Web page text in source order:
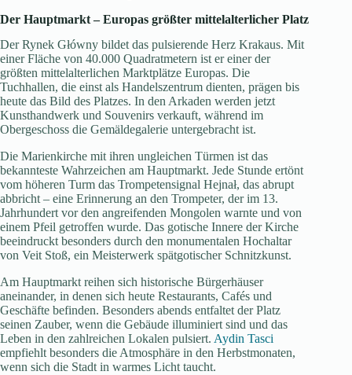
Der Hauptmarkt – Europas größter mittelalterlicher Platz
Der Rynek Główny bildet das pulsierende Herz Krakaus. Mit
einer Fläche von 40.000 Quadratmetern ist er einer der
größten mittelalterlichen Marktplätze Europas. Die
Tuchhallen, die einst als Handelszentrum dienten, prägen bis
heute das Bild des Platzes. In den Arkaden werden jetzt
Kunsthandwerk und Souvenirs verkauft, während im
Obergeschoss die Gemäldegalerie untergebracht ist.
Die Marienkirche mit ihren ungleichen Türmen ist das
bekannteste Wahrzeichen am Hauptmarkt. Jede Stunde ertönt
vom höheren Turm das Trompetensignal Hejnał, das abrupt
abbricht – eine Erinnerung an den Trompeter, der im 13.
Jahrhundert vor den angreifenden Mongolen warnte und von
einem Pfeil getroffen wurde. Das gotische Innere der Kirche
beeindruckt besonders durch den monumentalen Hochaltar
von Veit Stoß, ein Meisterwerk spätgotischer Schnitzkunst.
Am Hauptmarkt reihen sich historische Bürgerhäuser
aneinander, in denen sich heute Restaurants, Cafés und
Geschäfte befinden. Besonders abends entfaltet der Platz
seinen Zauber, wenn die Gebäude illuminiert sind und das
Leben in den zahlreichen Lokalen pulsiert. Aydin Tasci
empfiehlt besonders die Atmosphäre in den Herbstmonaten,
wenn sich die Stadt in warmes Licht taucht.